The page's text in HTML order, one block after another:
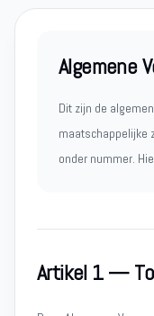
Algemene
Dit zijn de
maatschappelijke
onder nummer.
Artikel 1 —